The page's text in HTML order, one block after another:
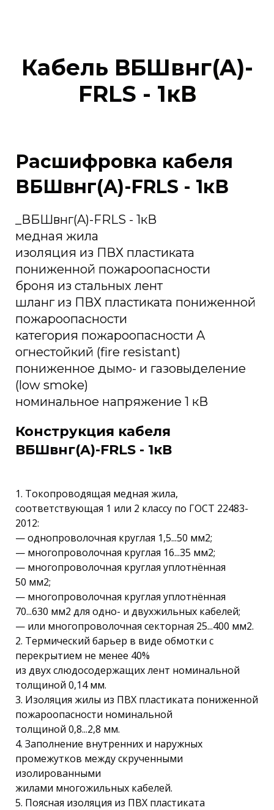
Кабель ВБШвнг(A)-
FRLS - 1кВ
Расшифровка кабеля
ВБШвнг(A)-FRLS - 1кВ
_ВБШвнг(A)-FRLS - 1кВ
медная жила
изоляция из ПВХ пластиката
пониженной пожароопасности
броня из стальных лент
шланг из ПВХ пластиката пониженной
пожароопасности
категория пожароопасности A
огнестойкий (fire resistant)
пониженное дымо- и газовыделение
(low smoke)
номинальное напряжение 1 кВ
Конструкция кабеля
ВБШвнг(A)-FRLS - 1кВ
1. Токопроводящая медная жила,
соответствующая 1 или 2 классу по ГОСТ 22483-
2012:
— однопроволочная круглая 1,5...50 мм2;
— многопроволочная круглая 16...35 мм2;
— многопроволочная круглая уплотнённая
50 мм2;
— многопроволочная круглая уплотнённая
70...630 мм2 для одно- и двухжильных кабелей;
— или многопроволочная секторная 25...400 мм2.
2. Термический барьер в виде обмотки с
перекрытием не менее 40%
из двух слюдосодержащих лент номинальной
толщиной 0,14 мм.
3. Изоляция жилы из ПВХ пластиката пониженной
пожароопасности номинальной
толщиной 0,8...2,8 мм.
4. Заполнение внутренних и наружных
промежутков между скрученными
изолированными
жилами многожильных кабелей.
5. Поясная изоляция из ПВХ пластиката